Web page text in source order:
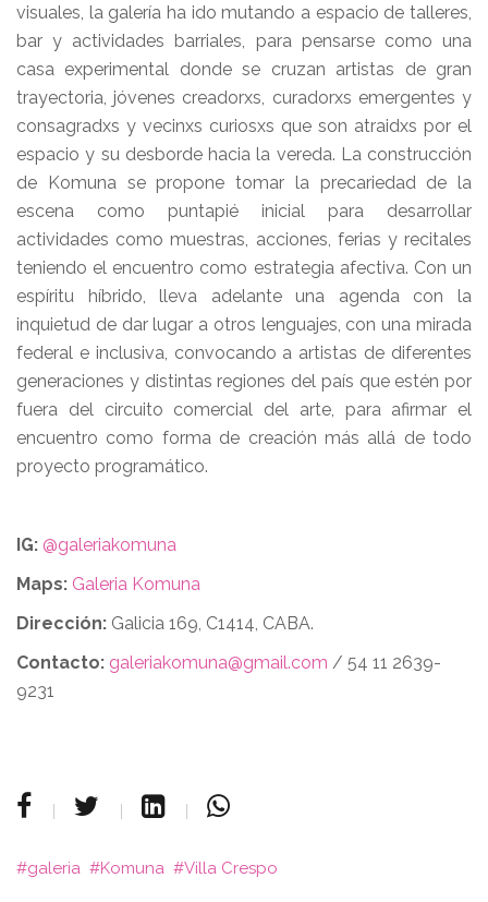
visuales, la galería ha ido mutando a espacio de talleres,
bar y actividades barriales, para pensarse como una
casa experimental donde se cruzan artistas de gran
trayectoria, jóvenes creadorxs, curadorxs emergentes y
consagradxs y vecinxs curiosxs que son atraidxs por el
espacio y su desborde hacia la vereda. La construcción
de Komuna se propone tomar la precariedad de la
escena como puntapié inicial para desarrollar
actividades como muestras, acciones, ferias y recitales
teniendo el encuentro como estrategia afectiva. Con un
espíritu híbrido, lleva adelante una agenda con la
inquietud de dar lugar a otros lenguajes, con una mirada
federal e inclusiva, convocando a artistas de diferentes
generaciones y distintas regiones del país que estén por
fuera del circuito comercial del arte, para afirmar el
encuentro como forma de creación más allá de todo
proyecto programático.
IG: @galeriakomuna
Maps:​​ Galeria Komuna
Dirección: Galicia 169, C1414, CABA.
Contacto:​ galeriakomuna@gmail.com / 54 11 2639-
9231
galeria Komuna Villa Crespo